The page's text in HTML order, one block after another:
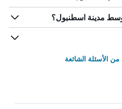
مدينة اسطنبول؟
الأسئلة الشائعة